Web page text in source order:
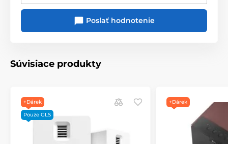
Poslať hodnotenie
Súvisiace produkty
+Dárek
Pouze GLS
+Dárek